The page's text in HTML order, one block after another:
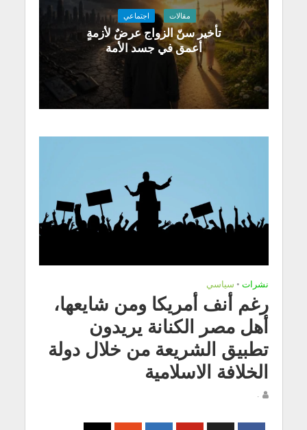
مقالات اجتماعي
تأخير سنّ الزواج عرضٌ لأزمةٍ
أعمق في جسد الأمة
نشرات • سياسي
رغم أنف أمريكا ومن شايعها،
أهل مصر الكنانة يريدون
تطبيق الشريعة من خلال دولة
الخلافة الاسلامية
.